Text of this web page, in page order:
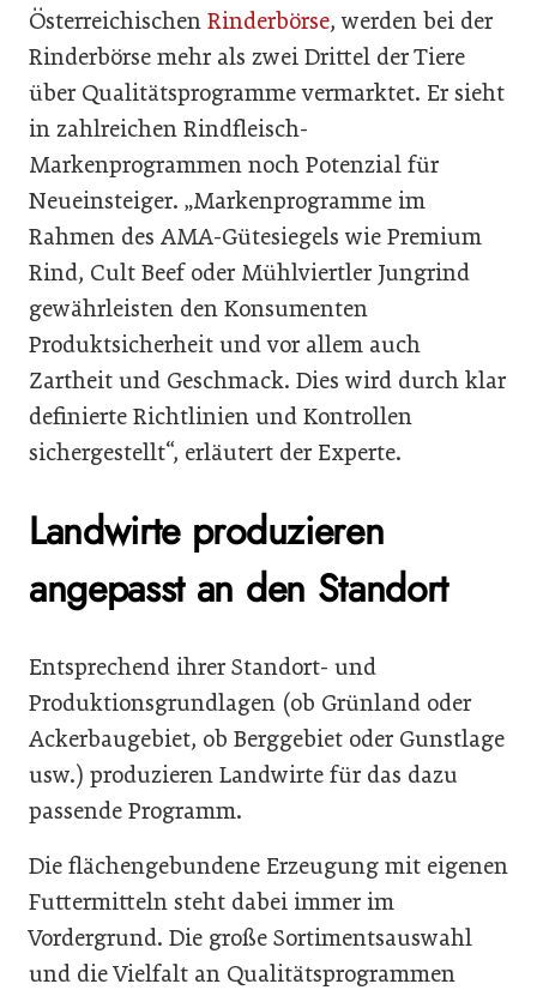
Österreichischen Rinderbörse, werden bei der
Rinderbörse mehr als zwei Drittel der Tiere
über Qualitätsprogramme vermarktet. Er sieht
in zahlreichen Rindfleisch-
Markenprogrammen noch Potenzial für
Neueinsteiger. „Markenprogramme im
Rahmen des AMA-Gütesiegels wie Premium
Rind, Cult Beef oder Mühlviertler Jungrind
gewährleisten den Konsumenten
Produktsicherheit und vor allem auch
Zartheit und Geschmack. Dies wird durch klar
definierte Richtlinien und Kontrollen
sichergestellt“, erläutert der Experte.
Landwirte produzieren
angepasst an den Standort
Entsprechend ihrer Standort- und
Produktionsgrundlagen (ob Grünland oder
Ackerbaugebiet, ob Berggebiet oder Gunstlage
usw.) produzieren Landwirte für das dazu
passende Programm.
Die flächengebundene Erzeugung mit eigenen
Futtermitteln steht dabei immer im
Vordergrund. Die große Sortimentsauswahl
und die Vielfalt an Qualitätsprogrammen